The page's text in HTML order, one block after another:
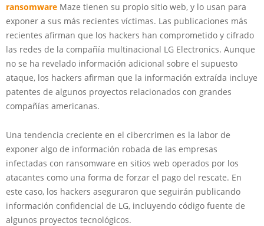
ransomware Maze tienen su propio sitio web, y lo usan para
exponer a sus más recientes víctimas. Las publicaciones más
recientes afirman que los hackers han comprometido y cifrado
las redes de la compañía multinacional LG Electronics. Aunque
no se ha revelado información adicional sobre el supuesto
ataque, los hackers afirman que la información extraída incluye
patentes de algunos proyectos relacionados con grandes
compañías americanas.
Una tendencia creciente en el cibercrimen es la labor de
exponer algo de información robada de las empresas
infectadas con ransomware en sitios web operados por los
atacantes como una forma de forzar el pago del rescate. En
este caso, los hackers aseguraron que seguirán publicando
información confidencial de LG, incluyendo código fuente de
algunos proyectos tecnológicos.